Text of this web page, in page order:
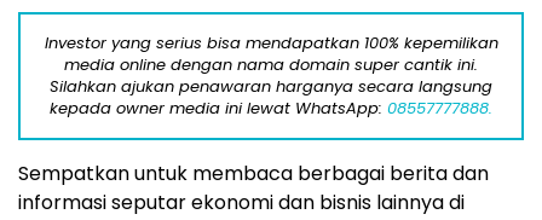
Investor yang serius bisa mendapatkan 100% kepemilikan
media online dengan nama domain super cantik ini.
Silahkan ajukan penawaran harganya secara langsung
kepada owner media ini lewat WhatsApp: 08557777888.
Sempatkan untuk membaca berbagai berita dan
informasi seputar ekonomi dan bisnis lainnya di